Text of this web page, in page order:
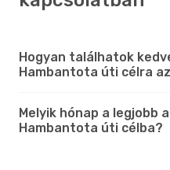
Hogyan találhatok
Hambantota úti célra
Melyik hónap a legjobb
Hambantota úti célba?